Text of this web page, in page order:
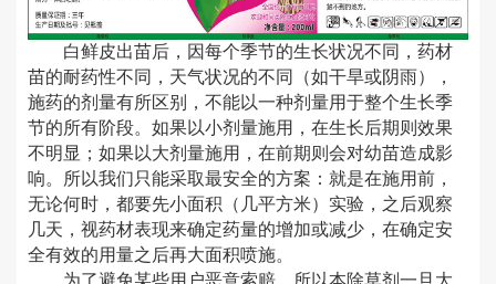
白鲜皮出苗后，因每个季节的生长状况不同，药材
苗的耐药性不同，天气状况的不同（如干旱或阴雨），
施药的剂量有所区别，不能以一种剂量用于整个生长季
节的所有阶段。如果以小剂量施用，在生长后期则效果
不明显；如果以大剂量施用，在前期则会对幼苗造成影
响。所以我们只能采取最安全的方案：就是在施用前，
无论何时，都要先小面积（几平方米）实验，之后观察
几天，视药材表现来确定药量的增加或减少，在确定安
全有效的用量之后再大面积喷施。